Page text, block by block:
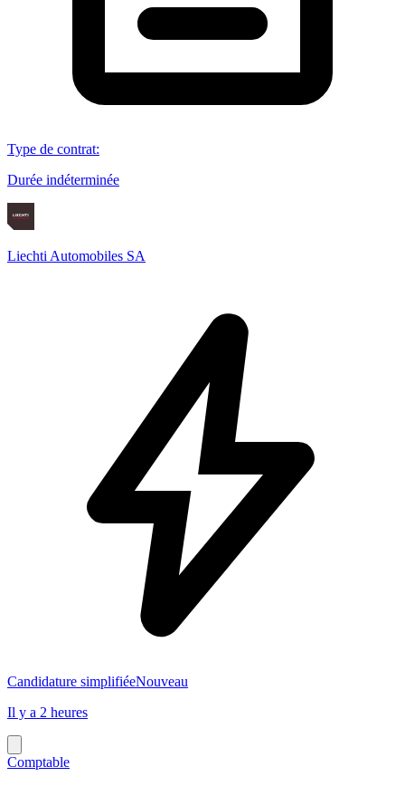
Type de contrat:
Durée indéterminée
Liechti Automobiles SA
Candidature simplifiéeNouveau
Il y a 2 heures
Comptable